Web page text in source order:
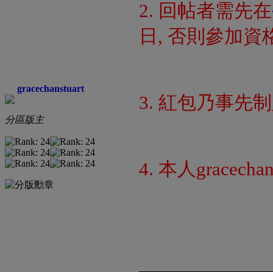
gracechanstuart
分區版主
2. 回帖者需先在
日, 否則參加資
3. 紅包乃事先
4. 本人